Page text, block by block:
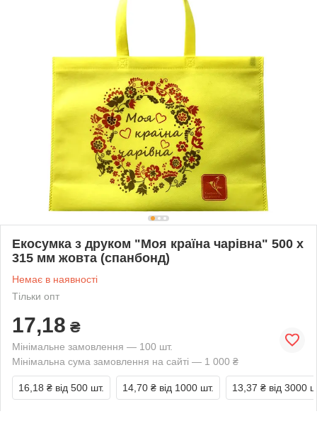
Екосумка з друком "Моя країна чарівна" 500 х
315 мм жовта (спанбонд)
Немає в наявності
Тільки опт
17,18 ₴
Мінімальне замовлення — 100 шт.
Мінімальна сума замовлення на сайті — 1 000 ₴
16,18 ₴ від 500 шт. 14,70 ₴ від 1000 шт. 13,37 ₴ від 3000